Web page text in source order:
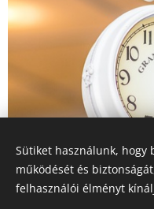
Kattints ide, és
Sütiket használunk, hogy
működését és
felhasználói élményt